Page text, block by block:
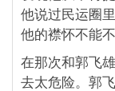
他说过民运圈
他的襟怀不能
在那次和郭飞
去太危险。郭